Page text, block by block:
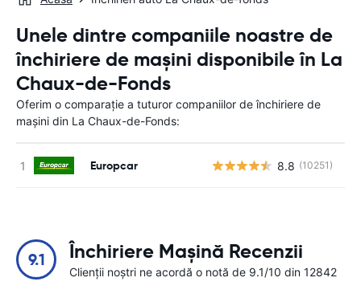
Unele dintre companiile noastre de
închiriere de mașini disponibile în La
Chaux-de-Fonds
Oferim o comparație a tuturor companiilor de închiriere de
mașini din La Chaux-de-Fonds:
Europcar 8.8 (10251)
9.1 Închiriere Mașină Recenzii
Clienții noștri ne acordă o notă de 9.1/10 din 12842